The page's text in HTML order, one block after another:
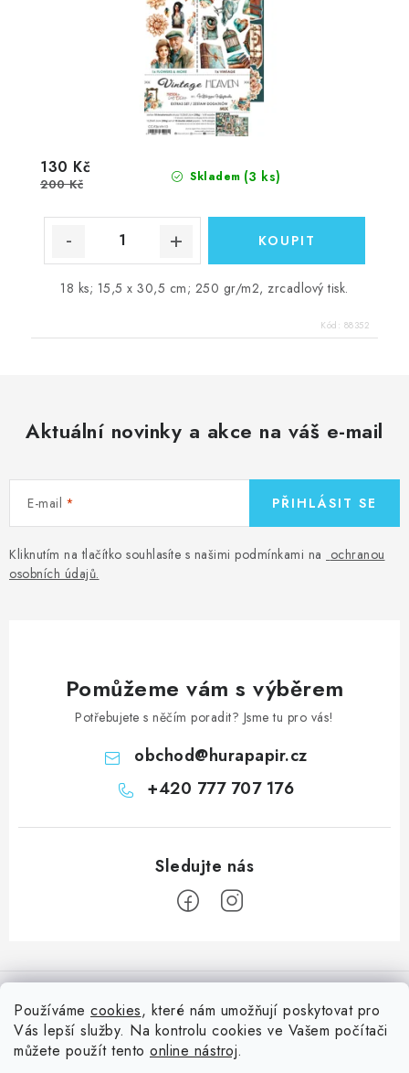
Používáme cookies, které nám umožňují poskytovat pro
Vás lepší služby. Na kontrolu cookies ve Vašem počítači
můžete použít tento online nástroj.
Skladem (3 ks)
130 Kč
200 Kč
18 ks; 15,5 x 30,5 cm; 250 gr/m2, zrcadlový tisk.
Kód: 88352
Aktuální novinky a akce na váš e-mail
E-mail
Kliknutím na tlačítko souhlasíte s našimi podmínkami na ochranou
osobních údajů.
PŘIHLÁSIT SE
Pomůžeme vám s výběrem
Potřebujete s něčím poradit? Jsme tu pro vás!
obchod@hurapapir.cz
+420 777 707 176
á
Doprava
Nepřehlédněte